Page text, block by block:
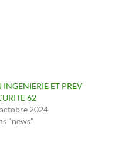
INGENIERIE ET PREV
62
2024
"news"